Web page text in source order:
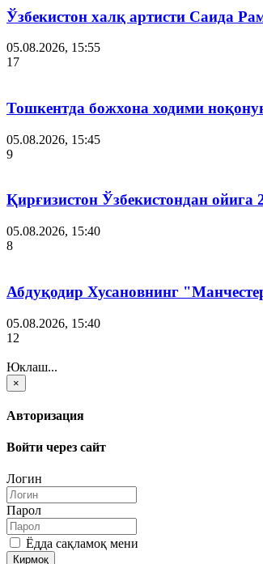
Ўзбекистон халқ артисти Саида
05.08.2026, 15:55
17
Тошкентда божхона ходими
05.08.2026, 15:45
9
Қирғизистон Ўзбекистондан
05.08.2026, 15:40
8
Абдуқодир Хусановнинг
05.08.2026, 15:40
12
Юклаш...
×
Авторизация
Войти через сайт
Логин
Парол
Ёдда сақламоқ мени